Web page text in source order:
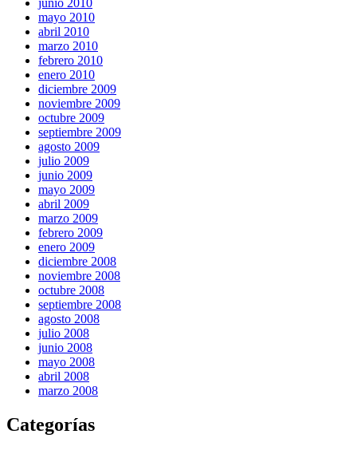
junio 2010
mayo 2010
abril 2010
marzo 2010
febrero 2010
enero 2010
diciembre 2009
noviembre 2009
octubre 2009
septiembre 2009
agosto 2009
julio 2009
junio 2009
mayo 2009
abril 2009
marzo 2009
febrero 2009
enero 2009
diciembre 2008
noviembre 2008
octubre 2008
septiembre 2008
agosto 2008
julio 2008
junio 2008
mayo 2008
abril 2008
marzo 2008
Categorías